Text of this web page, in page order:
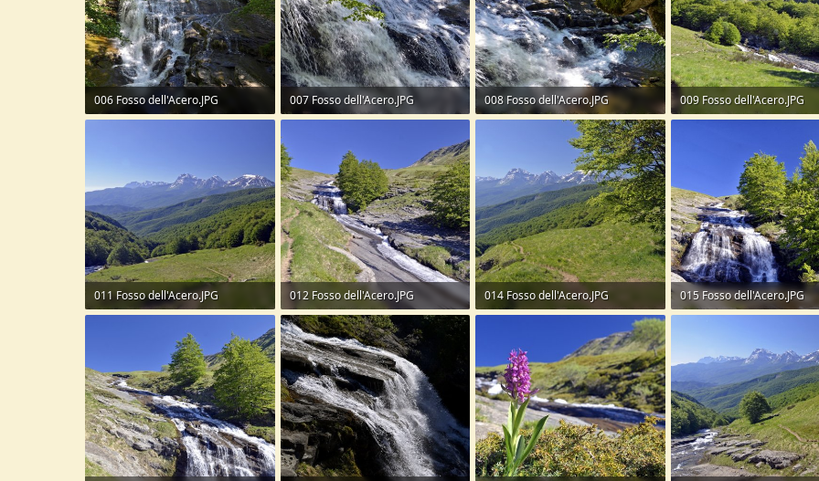
006 Fosso dell'Acero.JPG
007 Fosso dell'Acero.JPG
008 Fosso dell'Acero.JPG
417,3 KB · Visite: 42
009 Fosso dell'Acero.JPG
011 Fosso dell'Acero.JPG
012 Fosso dell'Acero.JPG
362,6 KB · Visite: 40
014 Fosso dell'Acero.JPG
015 Fosso dell'Acero.JPG